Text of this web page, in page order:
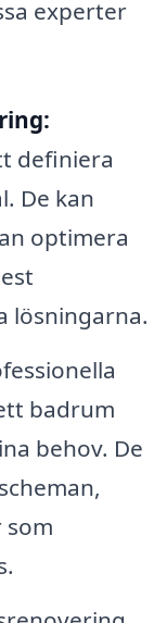
experter
definiera
De kan
optimera
lösningarna.
badrum
behov. De